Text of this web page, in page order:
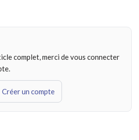
complet, merci de vous connecter
Créer un compte